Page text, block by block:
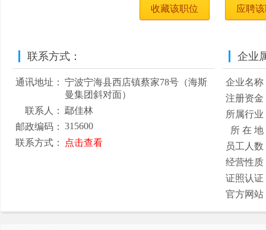
收藏该职位 应聘
联系方式：
通讯地址：
宁波宁海县西店镇蔡家78号（海斯
曼集团斜对面）
联系人：
鄢佳林
邮政编码：
315600
联系方式：
点击查看
企业
企业名称
注册资金
所属行业
所 在 地
员工人数
经营性质
证照认证
官方网站